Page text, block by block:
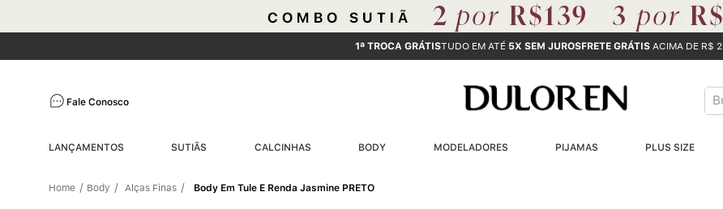
1ª TROCA GRÁTISTUDO EM ATÉ 5X SEM JUROSFRETE GRÁTIS ACIMA DE R$
Fale Conosco
LANÇAMENTOS SUTIÃS CALCINHAS BODY MODELADORES PIJAMAS PLUS SIZE
Body Alças Finas Body Em Tule E Renda Jasmine PRETO